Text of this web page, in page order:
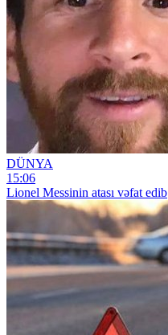
DÜNYA
15:06
Lionel Messinin atası vəfat edib